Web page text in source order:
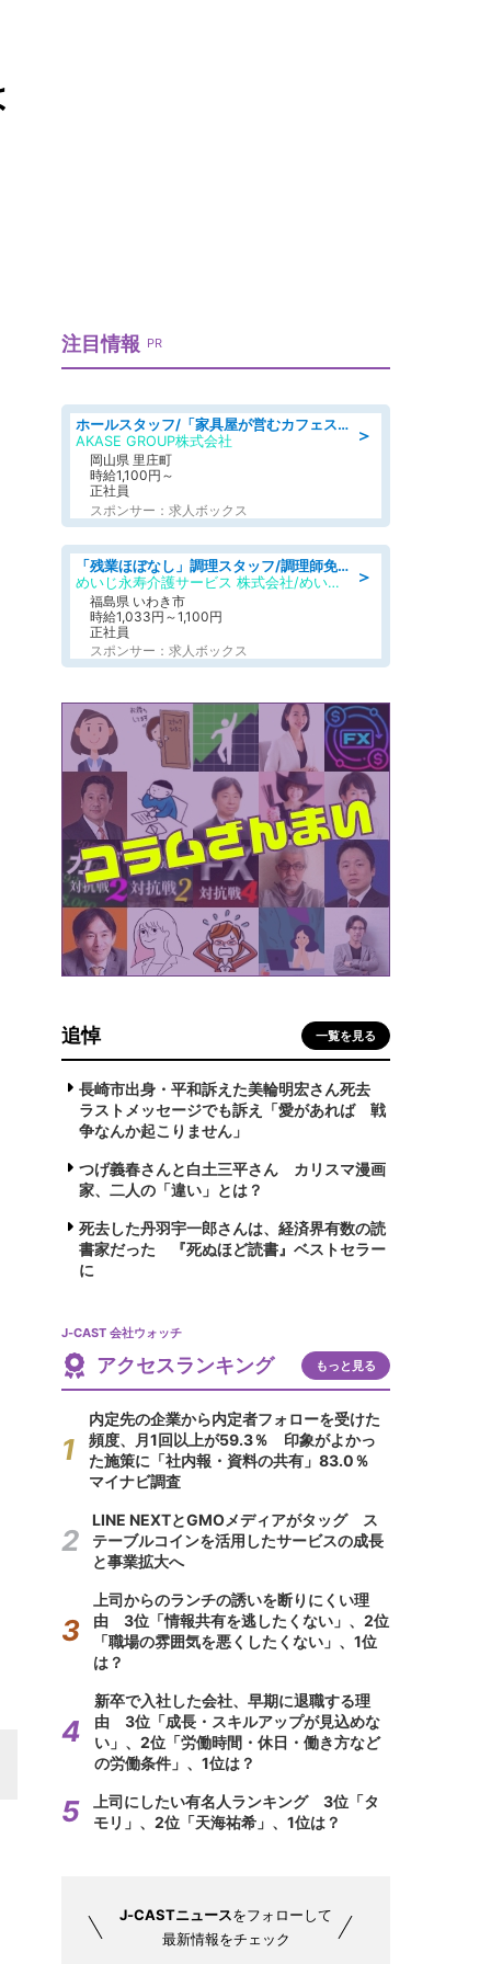
注目情報 PR
＞
ホールスタッフ/「家具屋が営むカフェスタッフ!」週2日～OK!嬉しいまかない付き/岡山県/浅口郡里庄町
AKASE GROUP株式会社
岡山県 里庄町
時給1,100円～
正社員
スポンサー：求人ボックス
＞
「残業ほぼなし」調理スタッフ/調理師免許必須/正職員/日勤のみ/住宅型有料老人ホーム
めいじ永寿介護サービス 株式会社/めいじ永寿介護サービスセンター
福島県 いわき市
時給1,033円～1,100円
正社員
スポンサー：求人ボックス
追悼 一覧を見る
長崎市出身・平和訴えた美輪明宏さん死去
ラストメッセージでも訴え「愛があれば 戦
争なんか起こりません」
つげ義春さんと白土三平さん カリスマ漫画
家、二人の「違い」とは？
死去した丹羽宇一郎さんは、経済界有数の読
書家だった 『死ぬほど読書』ベストセラー
に
J-CAST 会社ウォッチ
アクセスランキング もっと見る
内定先の企業から内定者フォローを受けた
頻度、月1回以上が59.3％ 印象がよかっ
た施策に「社内報・資料の共有」83.0％
マイナビ調査
LINE NEXTとGMOメディアがタッグ ス
テーブルコインを活用したサービスの成長
と事業拡大へ
上司からのランチの誘いを断りにくい理
由 3位「情報共有を逃したくない」、2位
「職場の雰囲気を悪くしたくない」、1位
は？
新卒で入社した会社、早期に退職する理
由 3位「成長・スキルアップが見込めな
い」、2位「労働時間・休日・働き方など
の労働条件」、1位は？
上司にしたい有名人ランキング 3位「タ
モリ」、2位「天海祐希」、1位は？
J-CASTニュースをフォローして
最新情報をチェック